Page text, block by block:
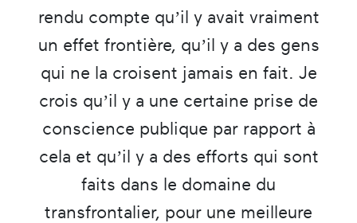
rendu compte qu’il y avait vraiment
un effet frontière, qu’il y a des gens
qui ne la croisent jamais en fait. Je
crois qu’il y a une certaine prise de
conscience publique par rapport à
cela et qu’il y a des efforts qui sont
faits dans le domaine du
transfrontalier, pour une meilleure